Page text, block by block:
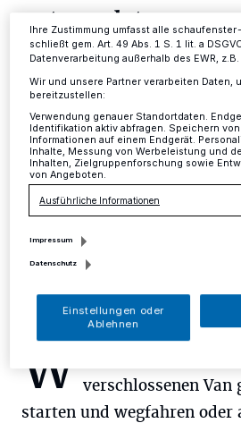
entwendet
Kreis·Am Donnerstagnachmittag
zwischen 13 und 16.45 Uhr Im
Ratingen-Mitte ein silberner
entwendet.
W
verschlossenen Van
starten und wegfahren oder
Ihre Zustimmung umfasst alle
schließt gem. Art. 49 Abs. 1 S. 1 lit. a
Datenverarbeitung außerhalb des EWR,
Wir und unsere Partner verarbeiten Daten,
bereitzustellen:
Verwendung genauer Standortdaten.
Identifikation aktiv abfragen. Speichern
Informationen auf einem Endgerät.
Inhalte, Messung von Werbeleistung und
Inhalten, Zielgruppenforschung sowie
von Angeboten.
Ausführliche Informationen
Impressum
Datenschutz
Einstellungen oder
Ablehnen